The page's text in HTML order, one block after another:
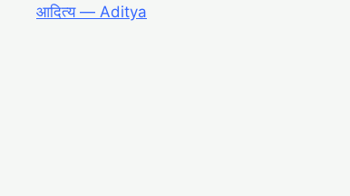
आदित्य ― Aditya